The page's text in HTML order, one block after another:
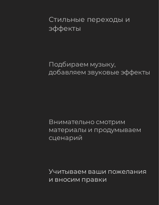
Стильные переходы и
эффекты
Подбираем музыку,
добавляем звуковые эффекты
Внимательно смотрим
материалы и продумываем
сценарий
Учитываем ваши пожелания
и вносим правки